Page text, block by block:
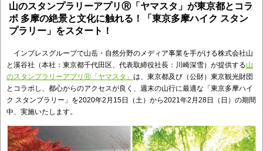
山のスタンプラリーアプリⓇ「ヤマスタ」が東京都とコラ
ボ 多摩の絶景と文化に触れる！「東京多摩ハイク スタン
プラリー」をスタート！
インプレスグループで山岳・自然分野のメディア事業を手がける株式会社山
と溪谷社（本社：東京都千代田区、代表取締役社長：川崎深雪）が提供する山
のスタンプラリーアプリⓇ「ヤマスタ」 は、東京都及び（公財）東京観光財団
とコラボし、都心からのアクセスが良く、週末の山行に最適な「東京多摩ハイ
ク スタンプラリー」を2020年2月15日（土）から2021年2月28日（日）の期間
中、実施いたします。